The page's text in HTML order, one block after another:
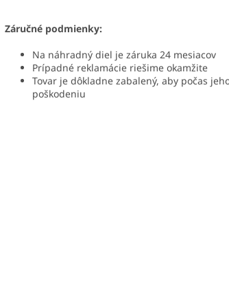
Záručné podmienky:
Na náhradný diel je záruka 24 mesiacov
Prípadné reklamácie riešime okamžite
Tovar je dôkladne zabalený, aby počas
poškodeniu